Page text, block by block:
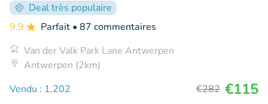
Deal très populaire
9.9
Parfait • 87 commentaires
Van der Valk Park Lane Antwerpen
Antwerpen (2km)
Vendu : 1.202
€282 €115